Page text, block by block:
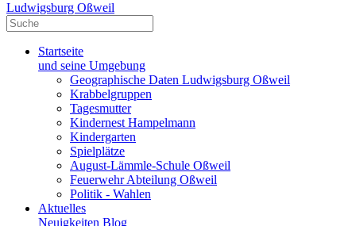
Ludwigsburg Oßweil
Startseite
und seine Umgebung
Geographische Daten Ludwigsburg Oßweil
Krabbelgruppen
Tagesmutter
Kindernest Hampelmann
Kindergarten
Spielplätze
August-Lämmle-Schule Oßweil
Feuerwehr Abteilung Oßweil
Politik - Wahlen
Aktuelles
Neuigkeiten Blog